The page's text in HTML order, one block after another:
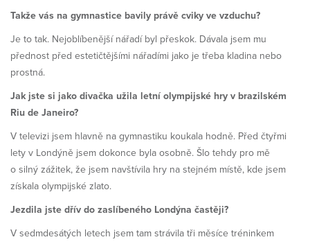
Takže vás na gymnastice bavily právě cviky ve vzduchu?
Je to tak. Nejoblíbenější nářadí byl přeskok. Dávala jsem mu
přednost před estetičtějšími nářadími jako je třeba kladina nebo
prostná.
Jak jste si jako divačka užila letní olympijské hry v brazilském
Riu de Janeiro?
V televizi jsem hlavně na gymnastiku koukala hodně. Před čtyřmi
lety v Londýně jsem dokonce byla osobně. Šlo tehdy pro mě
o silný zážitek, že jsem navštívila hry na stejném místě, kde jsem
získala olympijské zlato.
Jezdila jste dřív do zaslíbeného Londýna častěji?
V sedmdesátých letech jsem tam strávila tři měsíce tréninkem